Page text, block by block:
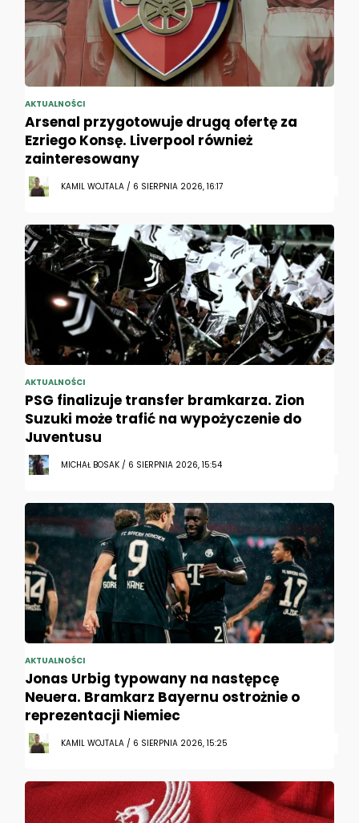
AKTUALNOŚCI
Arsenal przygotowuje drugą ofertę za
Ezriego Konsę. Liverpool również
zainteresowany
KAMIL WOJTALA / 6 SIERPNIA 2026, 16:17
AKTUALNOŚCI
PSG finalizuje transfer bramkarza. Zion
Suzuki może trafić na wypożyczenie do
Juventusu
MICHAŁ BOSAK / 6 SIERPNIA 2026, 15:54
AKTUALNOŚCI
Jonas Urbig typowany na następcę
Neuera. Bramkarz Bayernu ostrożnie o
reprezentacji Niemiec
KAMIL WOJTALA / 6 SIERPNIA 2026, 15:25